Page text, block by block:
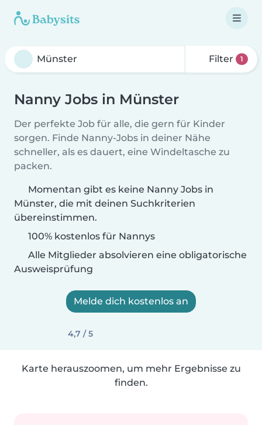
Filter 1
Nanny Jobs in Münster
Der perfekte Job für alle, die gern für Kinder
sorgen. Finde Nanny-Jobs in deiner Nähe
schneller, als es dauert, eine Windeltasche zu
packen.
Momentan gibt es keine Nanny Jobs in
Münster, die mit deinen Suchkriterien
übereinstimmen.
100% kostenlos für Nannys
Alle Mitglieder absolvieren eine obligatorische
Ausweisprüfung
Melde dich kostenlos an
4,7 / 5
Karte herauszoomen, um mehr Ergebnisse zu
finden.